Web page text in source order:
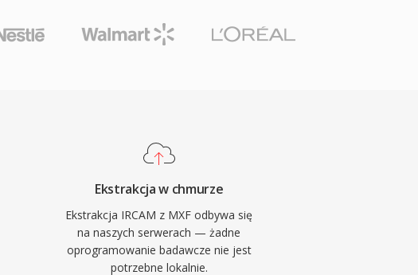
Ekstrakcja w chmurze
Ekstrakcja IRCAM z MXF odbywa się
na naszych serwerach — żadne
oprogramowanie badawcze nie jest
potrzebne lokalnie.